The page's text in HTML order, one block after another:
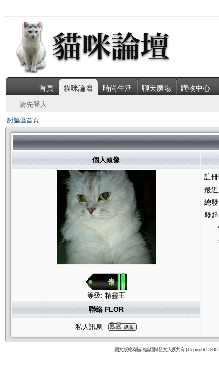
首頁 貓咪論壇 時尚生活 聊天廣場 購物中心
請先登入
討論區首頁
個人頭像
等級: 精靈王
註
最
總
發
聯絡 FLOR
私人訊息:
圖文版權為貓咪論壇與發文人所共有 | Copyright ©